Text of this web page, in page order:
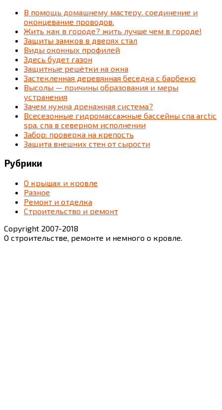
В помощь домашнему мастеру. соединение и
оконцевание проводов.
Жить как в городе? жить лучше чем в городе!
Защиты замков в дверях стал
Виды оконных профилей
Здесь будет газон
Защитные решётки на окна
Застекленная деревянная беседка c барбекю
Высолы — причины образования и меры
устранения
Зачем нужна дренажная система?
Всесезонные гидромассажные бассейны спа arctic
spa. спа в северном исполнении
Забор: проверка на крепость
Защита внешних стен от сырости
Рубрики
О крышах и кровле
Разное
Ремонт и отделка
Строительство и ремонт
Copyright 2007-2018
О строительстве, ремонте и немного о кровле.